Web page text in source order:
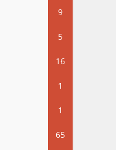
9
5
16
1
1
65